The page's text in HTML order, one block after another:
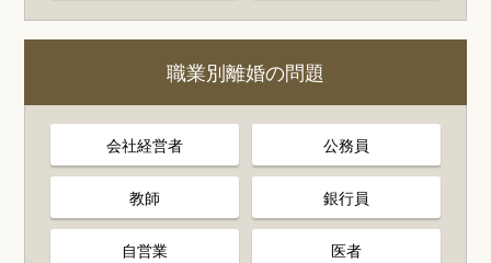
職業別離婚の問題
会社経営者 公務員
教師 銀行員
自営業 医者